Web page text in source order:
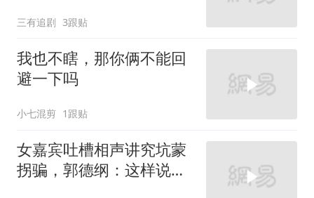
三有追剧 3跟贴
我也不瞎，那你俩不能回
避一下吗
小七混剪 1跟贴
女嘉宾吐槽相声讲究坑蒙
拐骗，郭德纲：这样说就